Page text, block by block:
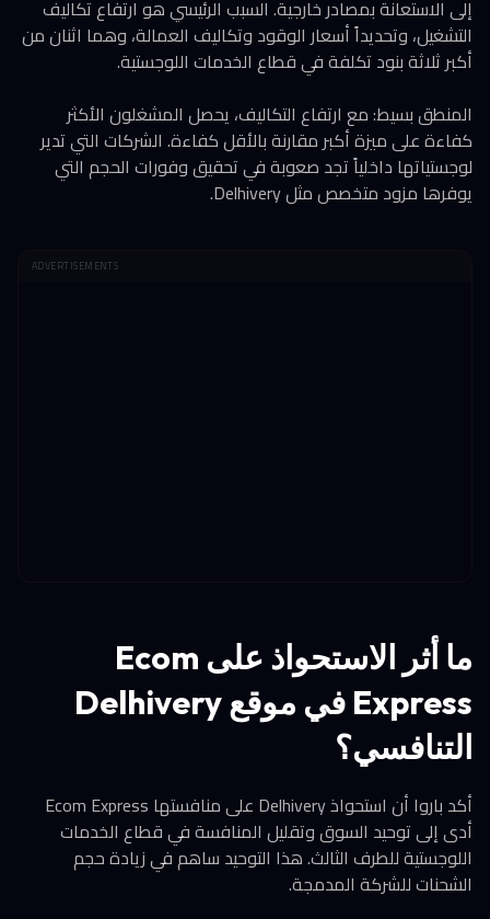
إلى الاستعانة بمصادر خارجية. السبب الرئيسي هو ارتفاع تكاليف
التشغيل، وتحديداً أسعار الوقود وتكاليف العمالة، وهما اثنان من
أكبر ثلاثة بنود تكلفة في قطاع الخدمات اللوجستية.
المنطق بسيط: مع ارتفاع التكاليف، يحصل المشغلون الأكثر
كفاءة على ميزة أكبر مقارنة بالأقل كفاءة. الشركات التي تدير
لوجستياتها داخلياً تجد صعوبة في تحقيق وفورات الحجم التي
يوفرها مزود متخصص مثل Delhivery.
ADVERTISEMENTS
ما أثر الاستحواذ على Ecom
Express في موقع Delhivery
التنافسي؟
أكد باروا أن استحواذ Delhivery على منافستها Ecom Express
أدى إلى توحيد السوق وتقليل المنافسة في قطاع الخدمات
اللوجستية للطرف الثالث. هذا التوحيد ساهم في زيادة حجم
الشحنات للشركة المدمجة.